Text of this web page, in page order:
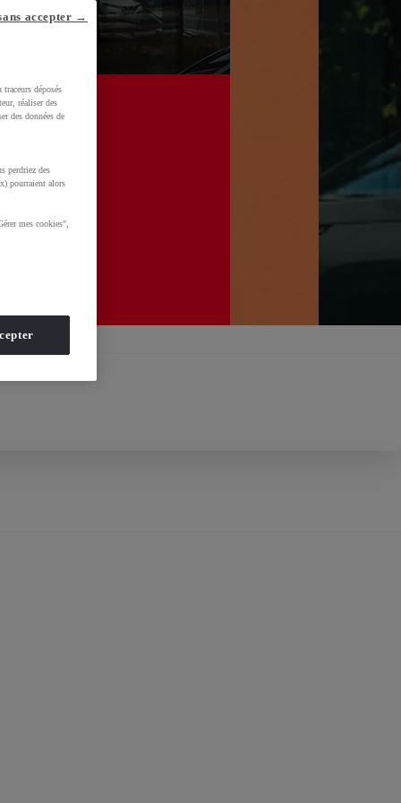
déposés
réaliser des
des données de
perdriez des
pourraient alors
mes cookies",
accepter →